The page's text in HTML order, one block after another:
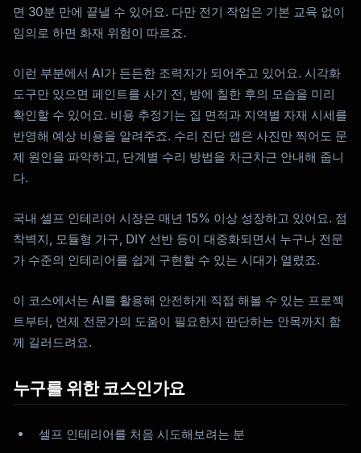
면 30분 만에 끝낼 수 있어요. 다만 전기 작업은 기본 교육 없이
임의로 하면 화재 위험이 따르죠.
이런 부분에서 AI가 든든한 조력자가 되어주고 있어요. 시각화
도구만 있으면 페인트를 사기 전, 방에 칠한 후의 모습을 미리
확인할 수 있어요. 비용 추정기는 집 면적과 지역별 자재 시세를
반영해 예상 비용을 알려주죠. 수리 진단 앱은 사진만 찍어도 문
제 원인을 파악하고, 단계별 수리 방법을 차근차근 안내해 줍니
다.
국내 셀프 인테리어 시장은 매년 15% 이상 성장하고 있어요. 점
착벽지, 모듈형 가구, DIY 선반 등이 대중화되면서 누구나 전문
가 수준의 인테리어를 쉽게 구현할 수 있는 시대가 열렸죠.
이 코스에서는 AI를 활용해 안전하게 직접 해볼 수 있는 프로젝
트부터, 언제 전문가의 도움이 필요한지 판단하는 안목까지 함
께 길러드려요.
누구를 위한 코스인가요
셀프 인테리어를 처음 시도해보려는 분
Kai
코스 찾기 · 도와드릴게요